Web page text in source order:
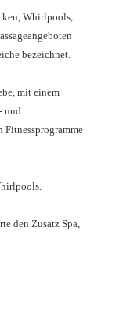
Whirlpools,
bezeichnet.
mit einem
und
Fitnessprogramme
den Zusatz Spa,